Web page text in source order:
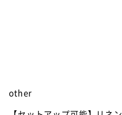
other